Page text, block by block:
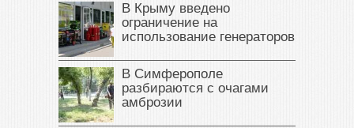
В Крыму введено
ограничение на
использование генераторов
В Симферополе
разбираются с очагами
амброзии